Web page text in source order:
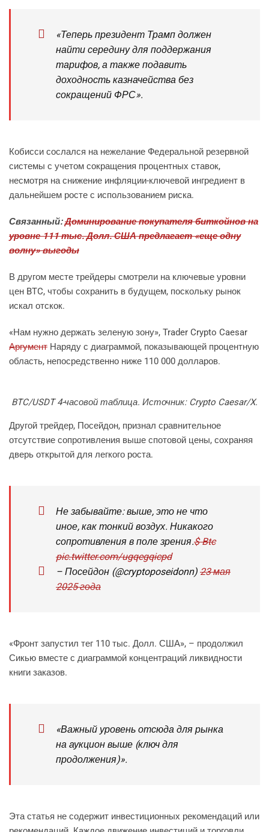
«Теперь президент Трамп должен
найти середину для поддержания
тарифов, а также подавить
доходность казначейства без
сокращений ФРС».
Кобисси сослался на нежелание Федеральной резервной
системы с учетом сокращения процентных ставок,
несмотря на снижение инфляции-ключевой ингредиент в
дальнейшем росте с использованием риска.
Связанный:Доминирование покупателя биткойнов на
уровне 111 тыс. Долл. США предлагает «еще одну
волну» выгоды
В другом месте трейдеры смотрели на ключевые уровни
цен BTC, чтобы сохранить в будущем, поскольку рынок
искал отскок.
«Нам нужно держать зеленую зону», Trader Crypto Caesar
Аргумент Наряду с диаграммой, показывающей процентную
область, непосредственно ниже 110 000 долларов.
BTC/USDT 4-часовой таблица. Источник: Crypto Caesar/X.
Другой трейдер, Посейдон, признал сравнительное
отсутствие сопротивления выше спотовой цены, сохраняя
дверь открытой для легкого роста.
Не забывайте: выше, это не что
иное, как тонкий воздух. Никакого
сопротивления в поле зрения.$ Btc
pic.twitter.com/ugqegqicpd
– Посейдон (@cryptoposeidonn) 23 мая
2025 года
«Фронт запустил тег 110 тыс. Долл. США», – продолжил
Сикью вместе с диаграммой концентраций ликвидности
книги заказов.
«Важный уровень отсюда для рынка
на аукцион выше (ключ для
продолжения)».
Эта статья не содержит инвестиционных рекомендаций или